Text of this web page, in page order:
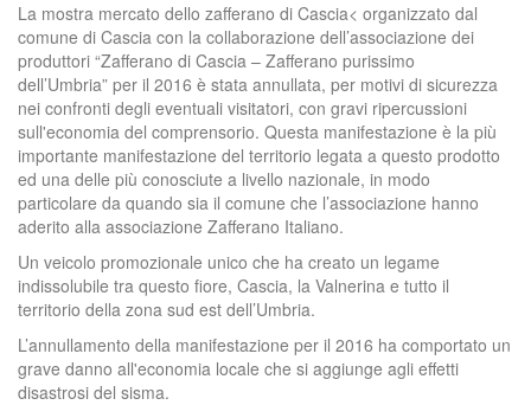
La mostra mercato dello zafferano di Cascia< organizzato dal
comune di Cascia con la collaborazione dell’associazione dei
produttori “Zafferano di Cascia – Zafferano purissimo
dell’Umbria” per il 2016 è stata annullata, per motivi di sicurezza
nei confronti degli eventuali visitatori, con gravi ripercussioni
sull'economia del comprensorio. Questa manifestazione è la più
importante manifestazione del territorio legata a questo prodotto
ed una delle più conosciute a livello nazionale, in modo
particolare da quando sia il comune che l’associazione hanno
aderito alla associazione Zafferano Italiano.
Un veicolo promozionale unico che ha creato un legame
indissolubile tra questo fiore, Cascia, la Valnerina e tutto il
territorio della zona sud est dell’Umbria.
L’annullamento della manifestazione per il 2016 ha comportato un
grave danno all'economia locale che si aggiunge agli effetti
disastrosi del sisma.